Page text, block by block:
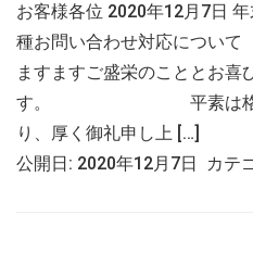
お客様各位 2020年12月7日
種お問い合わせ対応
ますますご盛栄のこととお喜
す。 平素は格別の
り、厚く御礼申し上 […]
公開日: 2020年12月7日 カテ